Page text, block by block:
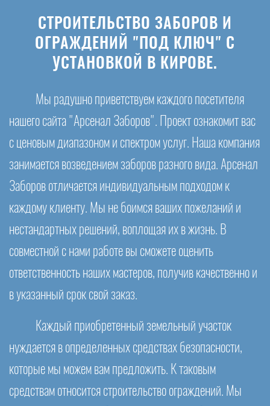
СТРОИТЕЛЬСТВО ЗАБОРОВ И
ОГРАЖДЕНИЙ "ПОД КЛЮЧ" С
УСТАНОВКОЙ В КИРОВЕ.
Мы радушно приветствуем каждого посетителя
нашего сайта "Арсенал Заборов". Проект ознакомит вас
с ценовым диапазоном и спектром услуг. Наша компания
занимается возведением заборов разного вида. Арсенал
Заборов отличается индивидуальным подходом к
каждому клиенту. Мы не боимся ваших пожеланий и
нестандартных решений, воплощая их в жизнь. В
совместной с нами работе вы сможете оценить
ответственность наших мастеров, получив качественно и
в указанный срок свой заказ.
Каждый приобретенный земельный участок
нуждается в определенных средствах безопасности,
которые мы можем вам предложить. К таковым
средствам относится строительство ограждений. Мы